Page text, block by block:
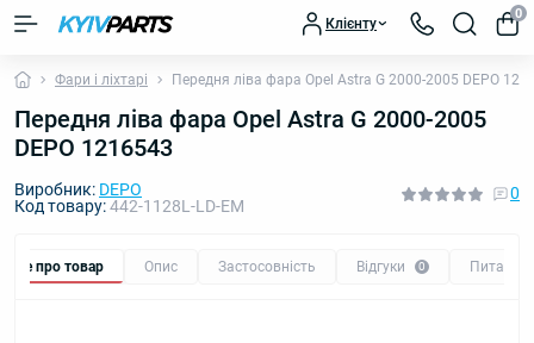
Клієнту
0
Фари і ліхтарі Передня ліва фара Opel Astra G 2000-2005 DEPO
Передня ліва фара Opel Astra G 2000-2005
DEPO 1216543
Виробник: DEPO
Код товару:442-1128L-LD-EM
0
Все про товар Опис Застосовність Відгуки 0 Питання